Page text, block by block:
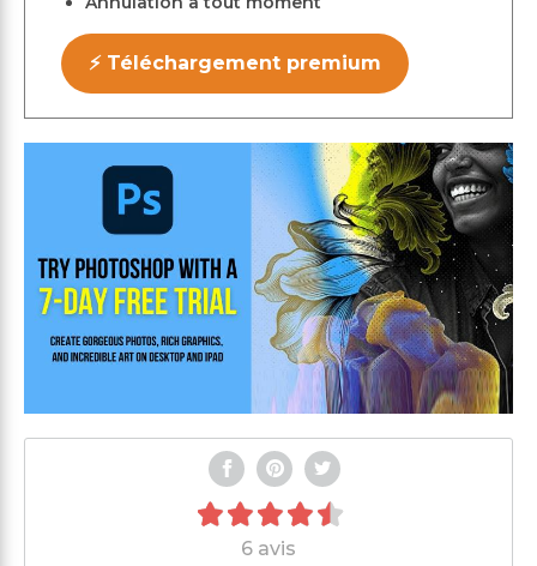
⚡ Téléchargement premium
6 avis